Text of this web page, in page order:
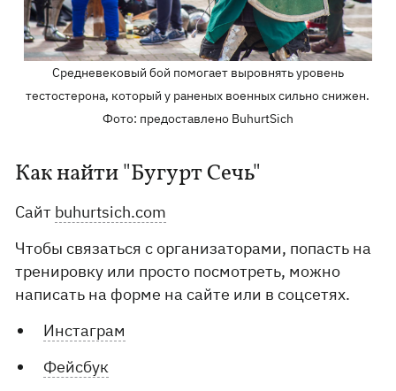
Средневековый бой помогает выровнять уровень
тестостерона, который у раненых военных сильно снижен.
Фото: предоставлено BuhurtSich
Как найти "Бугурт Сечь"
Сайт buhurtsich.com
Чтобы связаться с организаторами, попасть на
тренировку или просто посмотреть, можно
написать на форме на сайте или в соцсетях.
Инстаграм
Фейсбук